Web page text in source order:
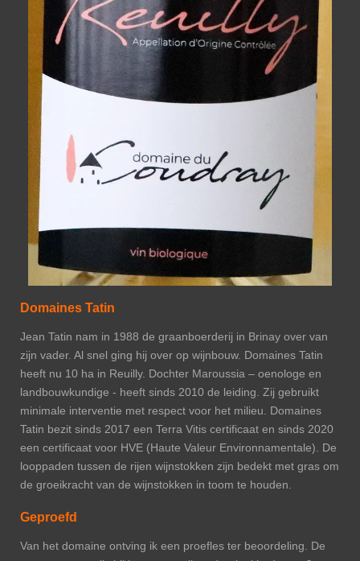
Domaines Tatin
Jean Tatin nam in 1988 de graanboerderij in Brinay over van
zijn vader. Al snel ging hij over op wijnbouw. Domaines Tatin
heeft nu 10 ha in Reuilly. Dochter Maroussia – oenologe en
landbouwkundige - heeft sinds 2010 de leiding. Zij gebruikt
minimale interventie met respect voor het milieu. Domaines
Tatin bezit sinds 2017 een Terra Vitis certificaat en sinds 2020
een certificaat voor HVE (Haute Valeur Environnamentale). De
looppaden tussen de rijen wijnstokken zijn bedekt met gras om
de groeikracht van de wijnstokken in toom te houden.
Geproefd
Van het domaine ontving ik een proefles ter beoordeling. De